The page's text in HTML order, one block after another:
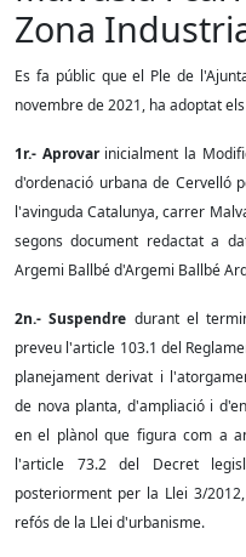
Zona
Es fa públic que el Ple de
novembre de 2021, ha adoptat
1r.- Aprovar inicialment la
d'ordenació urbana de Cervelló
l'avinguda Catalunya, carrer
segons document redactat a
Argemi Ballbé d'Argemi Ballbé
2n.- Suspendre durant el
preveu l'article 103.1 del
planejament derivat i
de nova planta, d'ampliació i
en el plànol que figura com a
l'article 73.2 del Decret
posteriorment per la Llei 3/
refós de la Llei d'urbanisme.